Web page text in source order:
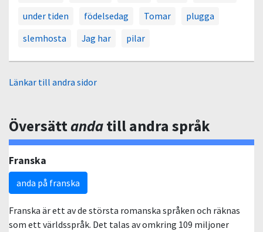
under tiden
födelsedag Tomar
plugga
slemhosta
Jag har pilar
Länkar till andra sidor
Översättandatill andra språk
Franska
anda på franska
Franska är ett av de största romanska språken och räknas
som ett världsspråk. Det talas av omkring 109 miljoner